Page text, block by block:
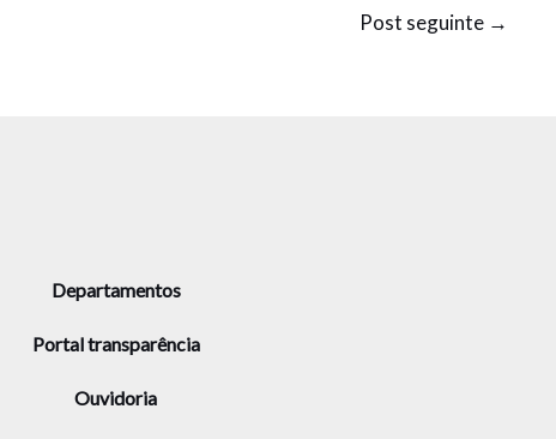
Post seguinte →
Departamentos
Portal transparência
Ouvidoria